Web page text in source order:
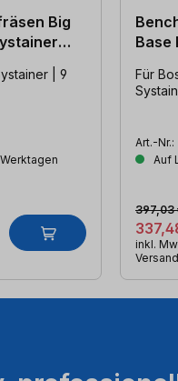
Big
| 9
Base
Für
Art.-Nr.:
Auf
397,03
inkl.